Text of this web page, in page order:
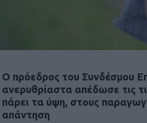
O πρόεδρος του Συνδέσμου
ανερυθρίαστα απέδωσε τις
πάρει τα ύψη, στους
απάντηση